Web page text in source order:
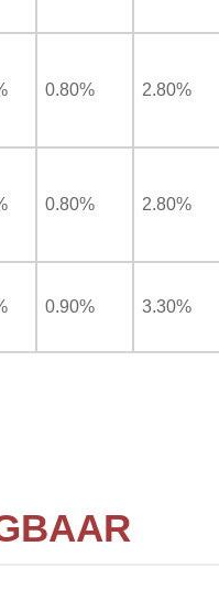
0.80% 2.80%
0.80% 2.80%
0.90% 3.30%